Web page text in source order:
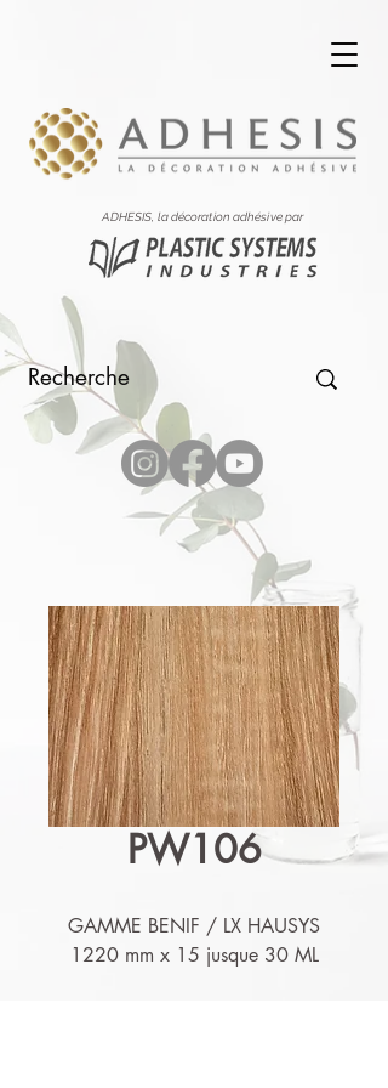
ADHESIS, la décoration adhésive par
PW106
GAMME BENIF / LX HAUSYS
1220 mm x 15 jusque 30 ML